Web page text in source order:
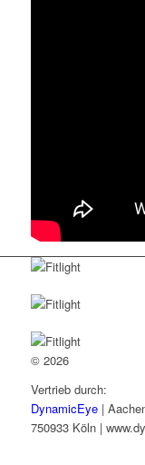
© 2026
Vertrieb durch:
DynamicEye |
750933 Köln |